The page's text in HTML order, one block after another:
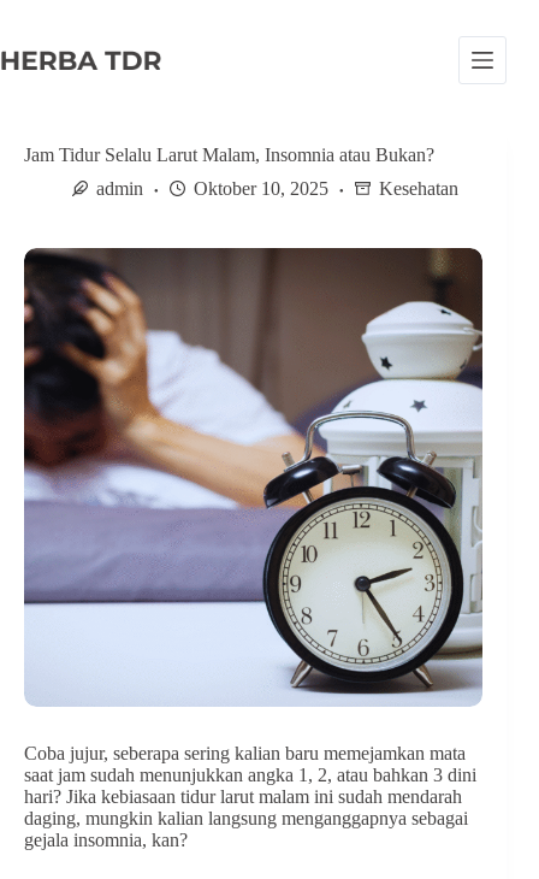
i
c
n
t
Jam Tidur Selalu Larut Malam, Insomnia atau Bukan?
admin
Oktober 10, 2025 Kesehatan
Coba jujur, seberapa sering kalian baru memejamkan mata
saat jam sudah menunjukkan angka 1, 2, atau bahkan 3 dini
hari? Jika kebiasaan tidur larut malam ini sudah mendarah
daging, mungkin kalian langsung menganggapnya sebagai
gejala insomnia, kan?